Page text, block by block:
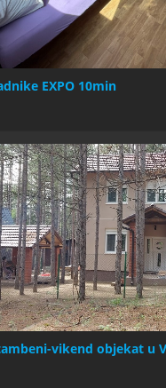
EXPO 10min
vikend objekat u